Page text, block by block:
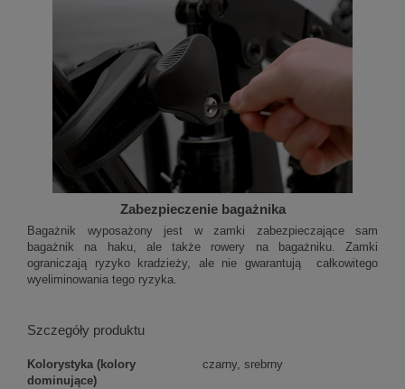
Zabezpieczenie bagażnika
Bagażnik wyposażony jest w zamki zabezpieczające sam
bagażnik na haku, ale także rowery na bagażniku. Zamki
ograniczają ryzyko kradzieży, ale nie gwarantują całkowitego
wyeliminowania tego ryzyka.
Szczegóły produktu
Kolorystyka (kolory
dominujące)
czarny, srebrny